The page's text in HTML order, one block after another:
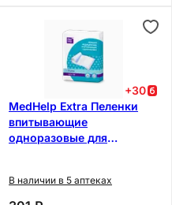
+30
MedHelp Extra Пеленки
впитывающие
одноразовые для
В наличии в 5 аптеках